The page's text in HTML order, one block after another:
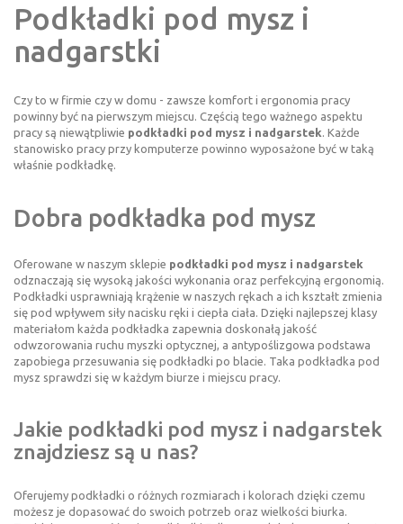
Podkładki pod mysz i
nadgarstki
Czy to w firmie czy w domu - zawsze komfort i ergonomia pracy
powinny być na pierwszym miejscu. Częścią tego ważnego aspektu
pracy są niewątpliwie podkładki pod mysz i nadgarstek . Każde
stanowisko pracy przy komputerze powinno wyposażone być w taką
właśnie podkładkę.
Dobra podkładka pod mysz
Oferowane w naszym sklepie podkładki pod mysz i nadgarstek
odznaczają się wysoką jakości wykonania oraz perfekcyjną ergonomią.
Podkładki usprawniają krążenie w naszych rękach a ich kształt zmienia
się pod wpływem siły nacisku ręki i ciepła ciała. Dzięki najlepszej klasy
materiałom każda podkładka zapewnia doskonałą jakość
odwzorowania ruchu myszki optycznej, a antypoślizgowa podstawa
zapobiega przesuwania się podkładki po blacie. Taka podkładka pod
mysz sprawdzi się w każdym biurze i miejscu pracy.
Jakie podkładki pod mysz i nadgarstek
znajdziesz są u nas?
Oferujemy podkładki o różnych rozmiarach i kolorach dzięki czemu
możesz je dopasować do swoich potrzeb oraz wielkości biurka.